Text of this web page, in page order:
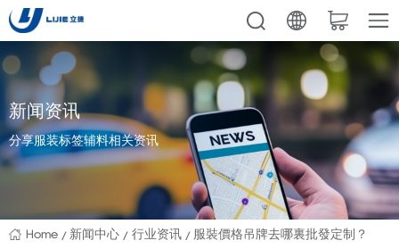
新闻资讯
分享服装标签辅料相关资讯
Home 新闻中心 行业资讯 服裝價格吊牌去哪裏批發定制？